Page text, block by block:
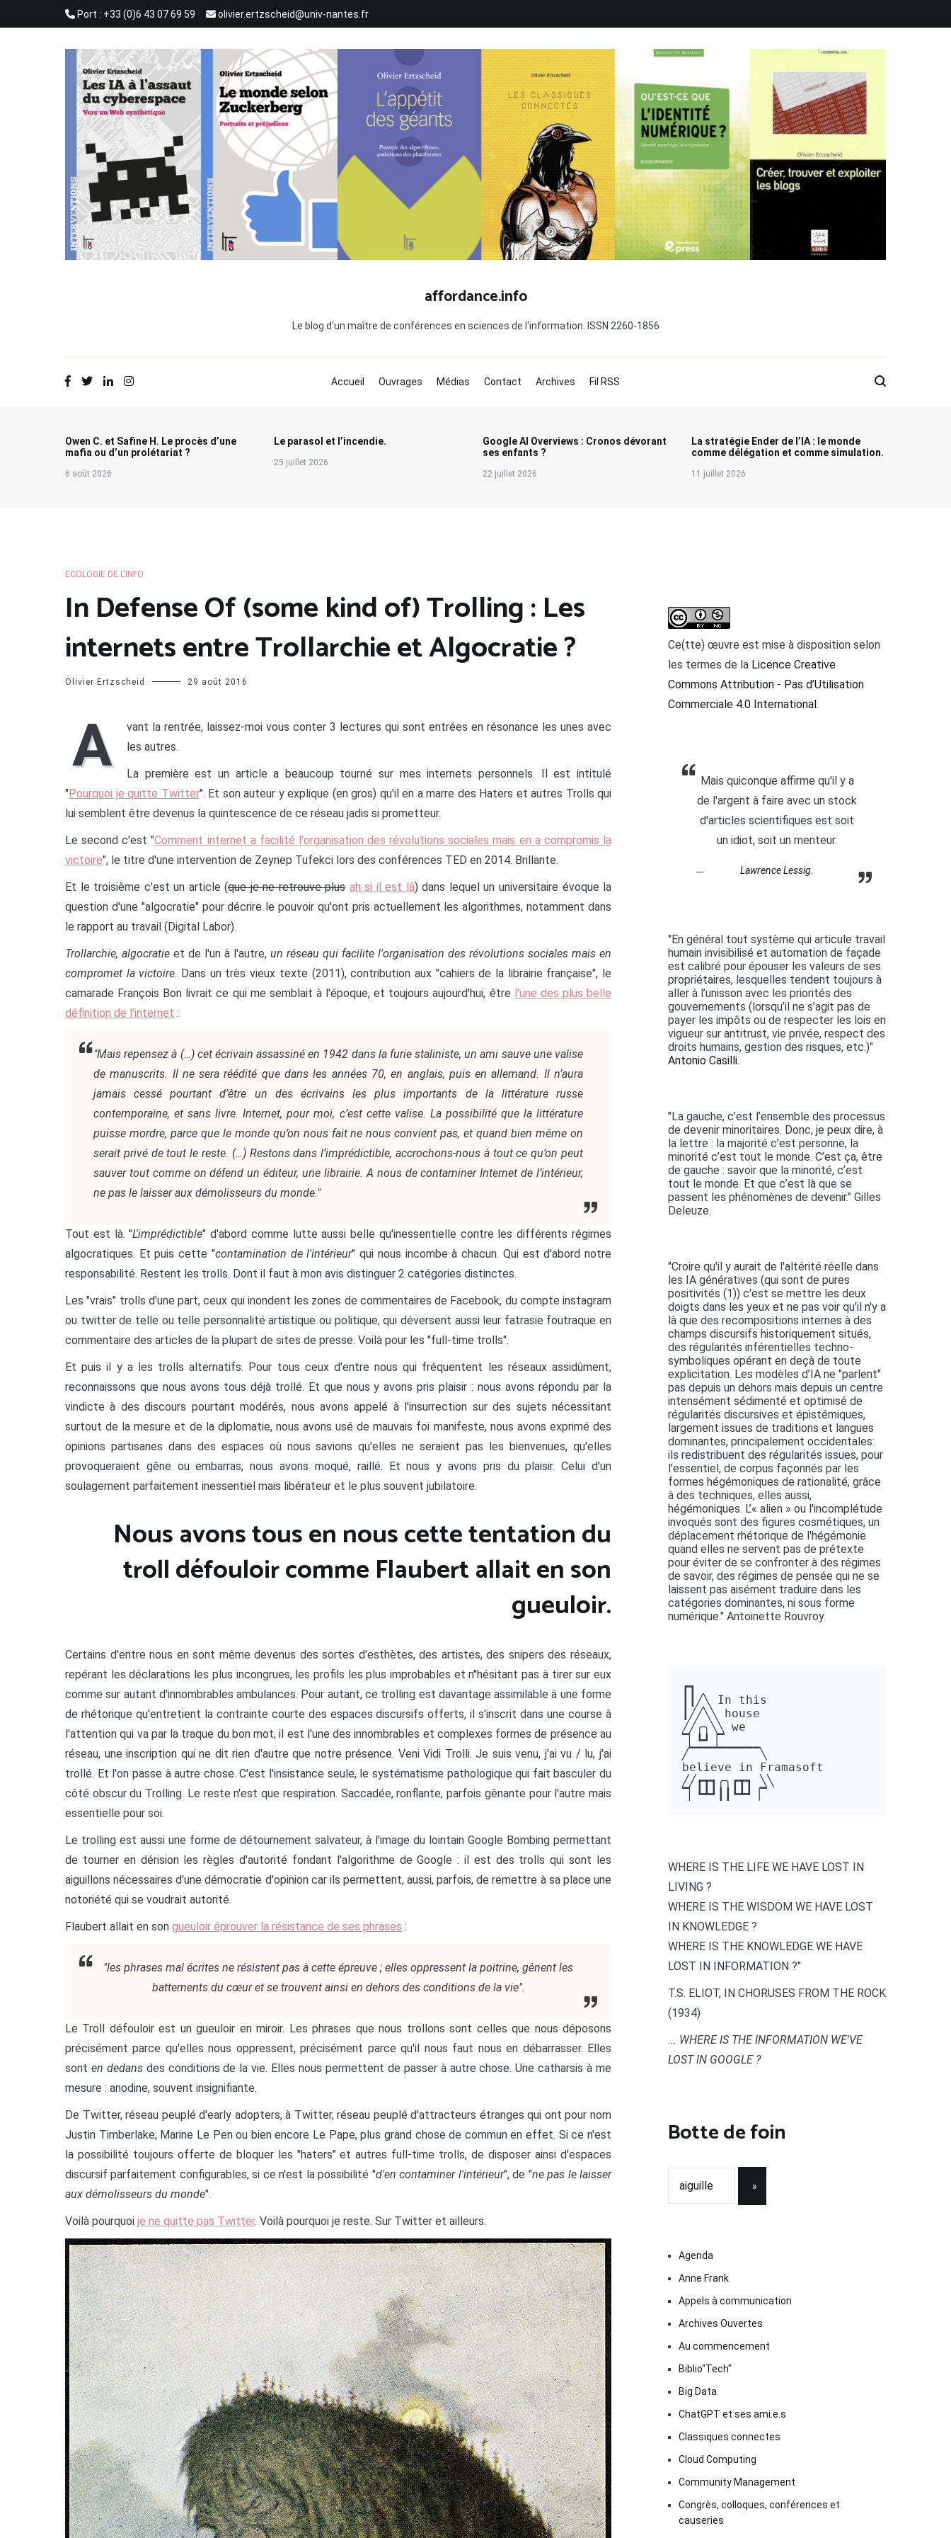
Port : +33 (0)6 43 07 69 59 olivier.ertzscheid@univ-nantes.fr
affordance.info
Le blog d'un maître de conférences en sciences de l'information. ISSN 2260-1856
Accueil Ouvrages Médias Contact Archives Fil RSS
Owen C. et Safine H. Le procès d’une
mafia ou d’un prolétariat ?
6 août 2026
Le parasol et l’incendie.
25 juillet 2026
Google AI Overviews : Cronos dévorant
ses enfants ?
22 juillet 2026
La stratégie Ender de l’IA : le monde
comme délégation et comme simulation.
11 juillet 2026
ECOLOGIE DE L'INFO
In Defense Of (some kind of) Trolling : Les
internets entre Trollarchie et Algocratie ?
Olivier Ertzscheid 29 août 2016
A
vant la rentrée, laissez-moi vous conter 3 lectures qui sont entrées en résonance les unes avec
les autres.
La première est un article a beaucoup tourné sur mes internets personnels. Il est intitulé
"Pourquoi je quitte Twitter". Et son auteur y explique (en gros) qu'il en a marre des Haters et autres Trolls qui
lui semblent être devenus la quintescence de ce réseau jadis si prometteur.
Le second c'est "Comment internet a facilité l'organisation des révolutions sociales mais en a compromis la
victoire", le titre d'une intervention de Zeynep Tufekci lors des conférences TED en 2014. Brillante.
Et le troisième c'est un article (que je ne retrouve plus ah si il est là) dans lequel un universitaire évoque la
question d'une "algocratie" pour décrire le pouvoir qu'ont pris actuellement les algorithmes, notamment dans
le rapport au travail (Digital Labor).
Trollarchie, algocratie et de l'un à l'autre, un réseau qui facilite l'organisation des révolutions sociales mais en
compromet la victoire. Dans un très vieux texte (2011), contribution aux "cahiers de la librairie française", le
camarade François Bon livrait ce qui me semblait à l'époque, et toujours aujourd'hui, être l'une des plus belle
définition de l'internet :
"Mais repensez à (…) cet écrivain assassiné en 1942 dans la furie staliniste, un ami sauve une valise
de manuscrits. Il ne sera réédité que dans les années 70, en anglais, puis en allemand. Il n’aura
jamais cessé pourtant d’être un des écrivains les plus importants de la littérature russe
contemporaine, et sans livre. Internet, pour moi, c’est cette valise. La possibilité que la littérature
puisse mordre, parce que le monde qu’on nous fait ne nous convient pas, et quand bien même on
serait privé de tout le reste. (…) Restons dans l’imprédictible, accrochons-nous à tout ce qu’on peut
sauver tout comme on défend un éditeur, une librairie. A nous de contaminer Internet de l’intérieur,
ne pas le laisser aux démolisseurs du monde."
Tout est là. "L'imprédictible" d'abord comme lutte aussi belle qu'inessentielle contre les différents régimes
algocratiques. Et puis cette "contamination de l'intérieur" qui nous incombe à chacun. Qui est d'abord notre
responsabilité. Restent les trolls. Dont il faut à mon avis distinguer 2 catégories distinctes.
Les "vrais" trolls d'une part, ceux qui inondent les zones de commentaires de Facebook, du compte instagram
ou twitter de telle ou telle personnalité artistique ou politique, qui déversent aussi leur fatrasie foutraque en
commentaire des articles de la plupart de sites de presse. Voilà pour les "full-time trolls".
Et puis il y a les trolls alternatifs. Pour tous ceux d'entre nous qui fréquentent les réseaux assidûment,
reconnaissons que nous avons tous déjà trollé. Et que nous y avons pris plaisir : nous avons répondu par la
vindicte à des discours pourtant modérés, nous avons appelé à l'insurrection sur des sujets nécessitant
surtout de la mesure et de la diplomatie, nous avons usé de mauvais foi manifeste, nous avons exprimé des
opinions partisanes dans des espaces où nous savions qu'elles ne seraient pas les bienvenues, qu'elles
provoqueraient gêne ou embarras, nous avons moqué, raillé. Et nous y avons pris du plaisir. Celui d'un
soulagement parfaitement inessentiel mais libérateur et le plus souvent jubilatoire.
Nous avons tous en nous cette tentation du
troll défouloir comme Flaubert allait en son
gueuloir.
Certains d'entre nous en sont même devenus des sortes d'esthètes, des artistes, des snipers des réseaux,
repérant les déclarations les plus incongrues, les profils les plus improbables et n''hésitant pas à tirer sur eux
comme sur autant d'innombrables ambulances. Pour autant, ce trolling est davantage assimilable à une forme
de rhétorique qu'entretient la contrainte courte des espaces discursifs offerts, il s'inscrit dans une course à
l'attention qui va par la traque du bon mot, il est l'une des innombrables et complexes formes de présence au
réseau, une inscription qui ne dit rien d'autre que notre présence. Veni Vidi Trolli. Je suis venu, j'ai vu / lu, j'ai
trollé. Et l'on passe à autre chose. C'est l'insistance seule, le systématisme pathologique qui fait basculer du
côté obscur du Trolling. Le reste n'est que respiration. Saccadée, ronflante, parfois gênante pour l'autre mais
essentielle pour soi.
Le trolling est aussi une forme de détournement salvateur, à l'image du lointain Google Bombing permettant
de tourner en dérision les règles d'autorité fondant l'algorithme de Google : il est des trolls qui sont les
aiguillons nécessaires d'une démocratie d'opinion car ils permettent, aussi, parfois, de remettre à sa place une
notoriété qui se voudrait autorité.
Flaubert allait en son gueuloir éprouver la résistance de ses phrases :
les phrases mal écrites ne résistent pas à cette épreuve ; elles oppressent la poitrine, gênent les
battements du cœur et se trouvent ainsi en dehors des conditions de la vie .
Le Troll défouloir est un gueuloir en miroir. Les phrases que nous trollons sont celles que nous déposons
précisément parce qu'elles nous oppressent, précisément parce qu'il nous faut nous en débarrasser. Elles
sont en dedansdes conditions de la vie. Elles nous permettent de passer à autre chose. Une catharsis à me
mesure : anodine, souvent insignifiante.
De Twitter, réseau peuplé d'early adopters, à Twitter, réseau peuplé d'attracteurs étranges qui ont pour nom
Justin Timberlake, Marine Le Pen ou bien encore Le Pape, plus grand chose de commun en effet. Si ce n'est
la possibilité toujours offerte de bloquer les "haters" et autres full-time trolls, de disposer ainsi d'espaces
discursif parfaitement configurables, si ce n'est la possibilité "d'en contaminer l'intérieur", de "ne pas le laisser
aux démolisseurs du monde".
Voilà pourquoi je ne quitte pas Twitter. Voilà pourquoi je reste. Sur Twitter et ailleurs.
Ce(tte) œuvre est mise à disposition selon
les termes de la Licence Creative
Commons Attribution - Pas d’Utilisation
Commerciale 4.0 International .
Mais quiconque affirme qu'il y a
de l'argent à faire avec un stock
d'articles scientifiques est soit
un idiot, soit un menteur.
Lawrence Lessig.
"En général tout système qui articule travail
humain invisibilisé et automation de façade
est calibré pour épouser les valeurs de ses
propriétaires, lesquelles tendent toujours à
aller à l’unisson avec les priorités des
gouvernements (lorsqu’il ne s’agit pas de
payer les impôts ou de respecter les lois en
vigueur sur antitrust, vie privée, respect des
droits humains, gestion des risques, etc.)"
Antonio Casilli.
"La gauche, c’est l’ensemble des processus
de devenir minoritaires. Donc, je peux dire, à
la lettre : la majorité c’est personne, la
minorité c’est tout le monde. C’est ça, être
de gauche : savoir que la minorité, c’est
tout le monde. Et que c’est là que se
passent les phénomènes de devenir." Gilles
Deleuze.
"Croire qu'il y aurait de l'altérité réelle dans
les IA génératives (qui sont de pures
positivités (1)) c'est se mettre les deux
doigts dans les yeux et ne pas voir qu'il n'y a
là que des recompositions internes à des
champs discursifs historiquement situés,
des régularités inférentielles techno-
symboliques opérant en deçà de toute
explicitation. Les modèles d’IA ne "parlent"
pas depuis un dehors mais depuis un centre
intensément sédimenté et optimisé de
régularités discursives et épistémiques,
largement issues de traditions et langues
dominantes, principalement occidentales:
ils redistribuent des régularités issues, pour
l’essentiel, de corpus façonnés par les
formes hégémoniques de rationalité, grâce
à des techniques, elles aussi,
hégémoniques. L’« alien » ou l'incomplétude
invoqués sont des figures cosmétiques, un
déplacement rhétorique de l'hégémonie
quand elles ne servent pas de prétexte
pour éviter de se confronter à des régimes
de savoir, des régimes de pensée qui ne se
laissent pas aisément traduire dans les
catégories dominantes, ni sous forme
numérique." Antoinette Rouvroy.
┏┓
┃┃╱╲ In this
┃╱╱╲╲ house
╱╱╭╮╲╲ we
▔▏┗┛▕▔
╱▔▔▔▔▔▔▔▔▔▔╲
believe in Framasoft
╱╱┏┳┓╭╮┏┳┓ ╲╲
▔▏┗┻┛┃┃┗┻┛▕▔
WHERE IS THE LIFE WE HAVE LOST IN
LIVING ?
WHERE IS THE WISDOM WE HAVE LOST
IN KNOWLEDGE ?
WHERE IS THE KNOWLEDGE WE HAVE
LOST IN INFORMATION ?"
T.S. ELIOT, IN CHORUSES FROM THE ROCK
(1934)
... WHERE IS THE INFORMATION WE'VE
LOST IN GOOGLE ?
Botte de foin
Agenda
Anne Frank
Appels à communication
Archives Ouvertes
Au commencement
Biblio"Tech"
Big Data
ChatGPT et ses ami.e.s
Classiques connectes
Cloud Computing
Community Management
Congrès, colloques, conférences et
causeries